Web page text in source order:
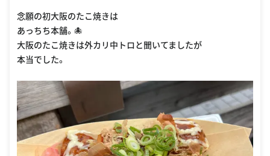
念願の初大阪のたこ焼きは
あっちち本舗。🐙
大阪のたこ焼きは外カリ中トロと聞いてましたが
本当でした。